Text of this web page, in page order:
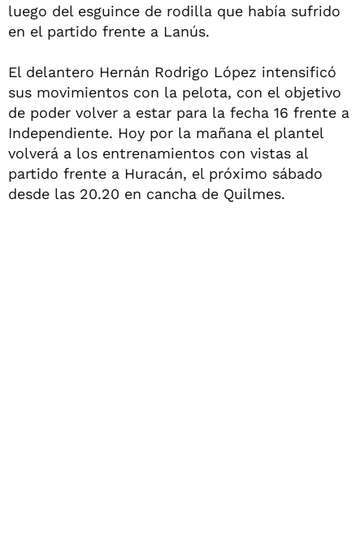
luego del esguince de rodilla que había sufrido
en el partido frente a Lanús.
El delantero Hernán Rodrigo López intensificó
sus movimientos con la pelota, con el objetivo
de poder volver a estar para la fecha 16 frente a
Independiente. Hoy por la mañana el plantel
volverá a los entrenamientos con vistas al
partido frente a Huracán, el próximo sábado
desde las 20.20 en cancha de Quilmes.